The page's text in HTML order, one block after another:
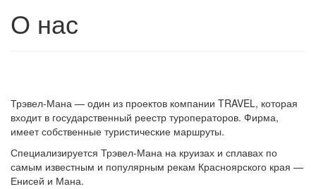
О нас
Трэвел-Мана — один из проектов компании TRAVEL, которая
входит в государственный реестр туроператоров. Фирма,
имеет собственные туристические маршруты.
Специализируется Трэвел-Мана на круизах и сплавах по
самым известным и популярным рекам Красноярского края —
Енисей и Мана.